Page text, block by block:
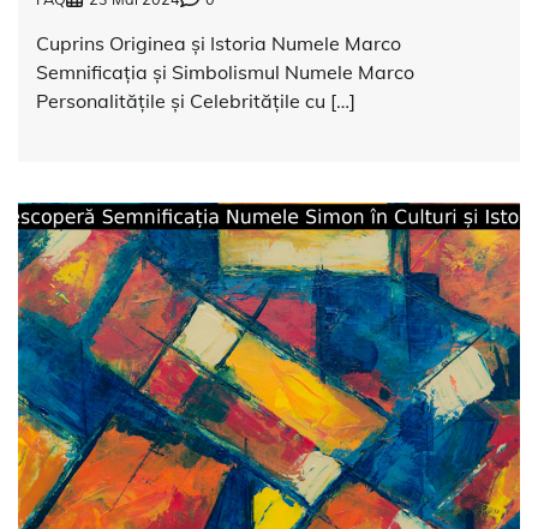
Cuprins Originea și Istoria Numele Marco
Semnificația și Simbolismul Numele Marco
Personalitățile și Celebritățile cu […]